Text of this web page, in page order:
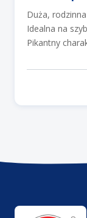
Duża,
Idealna na
Pikantny